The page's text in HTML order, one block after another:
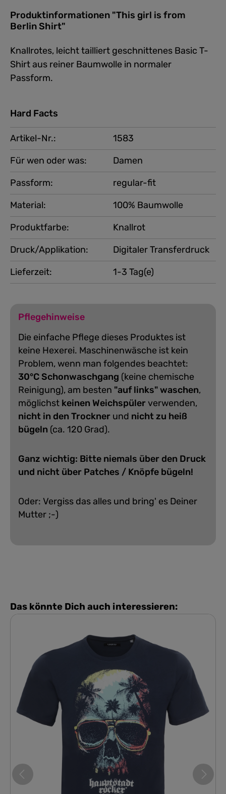
Produktinformationen "This girl is from
Berlin Shirt"
Knallrotes, leicht tailliert geschnittenes Basic T-
Shirt aus reiner Baumwolle in normaler
Passform.
Hard Facts
Artikel-Nr.:
1583
Für wen oder was:
Damen
Produktfarbe:
Knallrot
Druck/Applikation:
Digitaler Transferdruck
Passform:
regular-fit
Material:
100% Baumwolle
Lieferzeit: 1-3 Tag(e)
Pflegehinweise
Die einfache Pflege dieses Produktes ist
keine Hexerei. Maschinenwäsche ist kein
Problem, wenn man folgendes beachtet:
30°C Schonwaschgang (keine chemische
Reinigung), am besten "auf links" waschen,
möglichst keinen Weichspülerverwenden,
nicht in den Trockner und nicht zu heiß
bügeln (ca. 120 Grad).
Ganz wichtig: Bitte niemals über den Druck
und nicht über Patches / Knöpfe bügeln!
Oder: Vergiss das alles und bring' es Deiner
Mutter ;-)
Das könnte Dich auch interessieren: